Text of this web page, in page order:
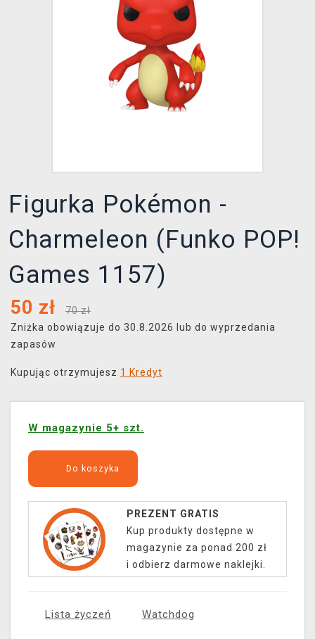
Figurka Pokémon -
Charmeleon (Funko POP!
Games 1157)
50 zł
70 zł
Zniżka obowiązuje do 30.8.2026 lub do wyprzedania
zapasów
Kupując otrzymujesz 1 Kredyt
W magazynie 5+ szt.
Do koszyka
PREZENT GRATIS
Kup produkty dostępne w
magazynie za ponad 200 zł
i odbierz darmowe naklejki.
Lista życzeń Watchdog